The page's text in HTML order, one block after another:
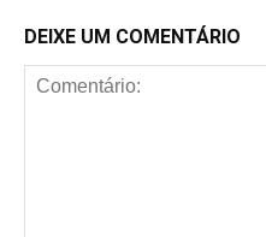
DEIXE UM COMENTÁRIO